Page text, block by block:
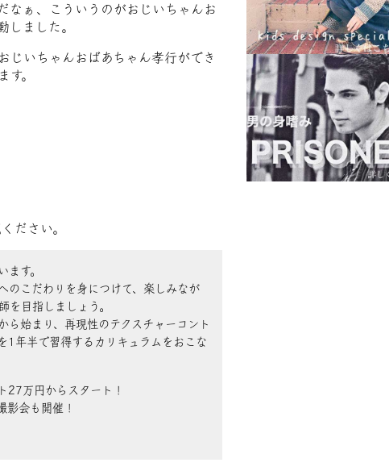
なぁ、こういうのがおじいちゃんお
しました。
じいちゃんおばあちゃん孝行ができ
。
ださい。
す。
のこだわりを身につけて、楽しみなが
を目指しましょう。
ら始まり、再現性のテクスチャーコント
1年半で習得するカリキュラムをおこな
27万円からスタート！
影会も開催！